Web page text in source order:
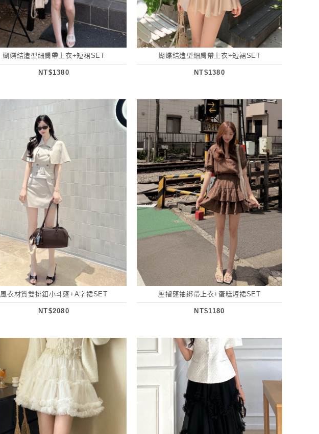
蝴蝶結造型細肩帶上衣+短裙SET
NT$1380
蝴蝶結造型細肩帶上衣+短裙SET
NT$1380
風衣材質雙排釦小斗篷+A字裙SET
NT$2080
壓褶蓬袖綁帶上衣+蛋糕短裙SET
NT$1180